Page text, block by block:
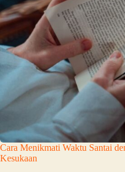
Cara Menikmati Waktu Santai
Kesukaan